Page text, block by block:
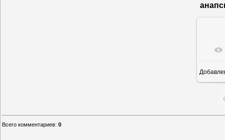
Всего комментариев: 0